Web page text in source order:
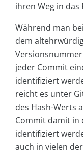
ihren Weg in
Während man
dem
jeder Commit
identifiziert
reicht es unter
des Hash-Werts
Commit damit in
identifiziert
auch in vielen